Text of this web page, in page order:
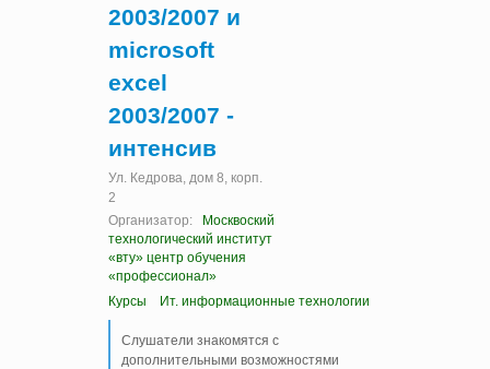
2003/2007 и
microsoft
excel
2003/2007 -
интенсив
Ул. Кедрова, дом 8, корп.
2
Организатор:
Москвоский
технологический институт
«вту» центр обучения
«профессионал»
Курсы
Ит. информационные технологии
Слушатели знакомятся с
дополнительными возможностями